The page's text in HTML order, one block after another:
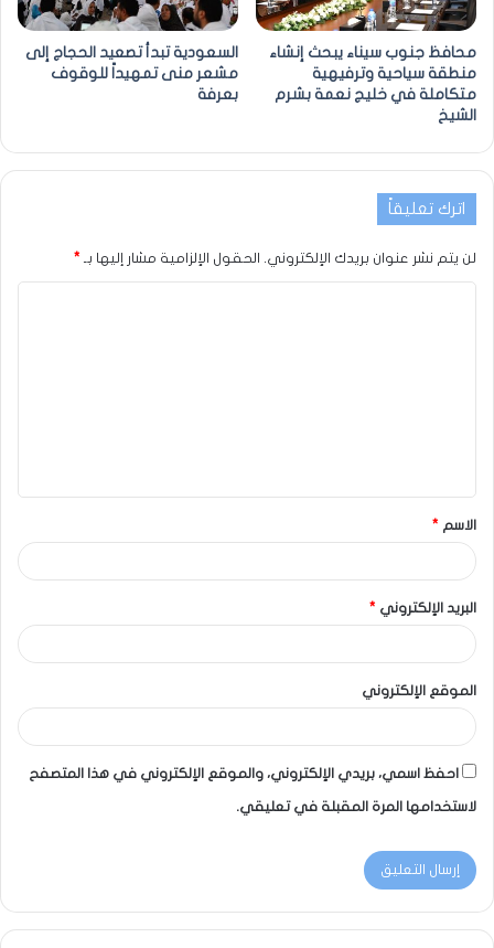
محافظ جنوب سيناء يبحث إنشاء
منطقة سياحية وترفيهية
متكاملة في خليج نعمة بشرم
الشيخ
السعودية تبدأ تصعيد الحجاج إلى
مشعر منى تمهيداً للوقوف
بعرفة
اترك تعليقاً
لن يتم نشر عنوان بريدك الإلكتروني. الحقول الإلزامية مشار إليها بـ *
الاسم *
البريد الإلكتروني *
الموقع الإلكتروني
احفظ اسمي، بريدي الإلكتروني، والموقع الإلكتروني في هذا المتصفح
لاستخدامها المرة المقبلة في تعليقي.